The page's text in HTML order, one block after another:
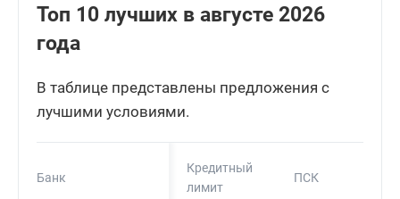
Топ 10 лучших в августе 2026
года
В таблице представлены предложения с
лучшими условиями.
Банк
Кредитный
лимит
ПСК